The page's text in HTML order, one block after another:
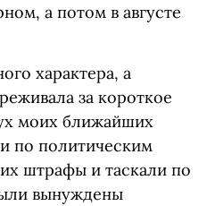
а потом в августе
характера, а
за короткое
моих ближайших
по политическим
штрафы и таскали по
вынуждены